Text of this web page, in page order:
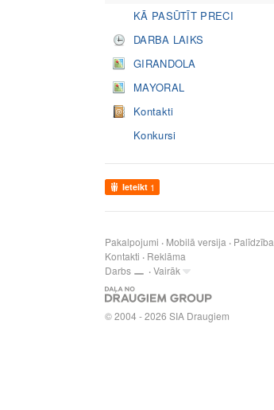
KĀ PASŪTĪT PRECI
DARBA LAIKS
GIRANDOLA
MAYORAL
Kontakti
Konkursi
Ieteikt 1
Pakalpojumi Mobilā versija
Palīdzība
Kontakti
Reklāma
Darbs
Vairāk
© 2004 - 2026 SIA Draugiem